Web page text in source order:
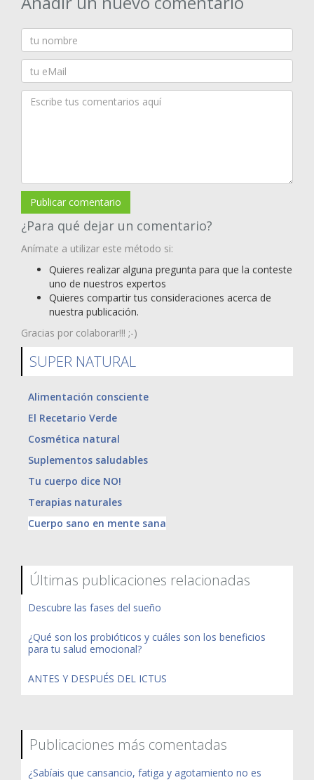
Publicar comentario
¿Para qué dejar un comentario?
Anímate a utilizar este método si:
Quieres realizar alguna pregunta para que la conteste
uno de nuestros expertos
Quieres compartir tus consideraciones acerca de
nuestra publicación.
Gracias por colaborar!!! ;-)
SUPER NATURAL
Alimentación consciente
El Recetario Verde
Cosmética natural
Suplementos saludables
Tu cuerpo dice NO!
Terapias naturales
Cuerpo sano en mente sana
Últimas publicaciones relacionadas
Descubre las fases del sueño
¿Qué son los probióticos y cuáles son los beneficios
para tu salud emocional?
ANTES Y DESPUÉS DEL ICTUS
Publicaciones más comentadas
¿Sabíais que cansancio, fatiga y agotamiento no es